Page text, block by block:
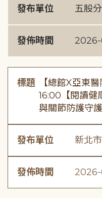
發布單位 五股
發佈時間
標題
【總館X亞東
16:00【閱讀健
與關節防護守
發布單位 新北
發佈時間